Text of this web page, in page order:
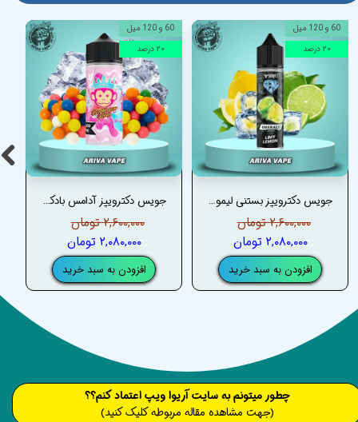
جویس دکترویپز آدامس بادکنکی یخ– DRVAPES BUBBLEGUM KINGS ORIGINAL ICE JUICE
۲,۶۰۰,۰۰۰ تومان
۲,۰۸۰,۰۰۰ تومان
افزودن به سبد خرید
60 و 120 میل
۲۰ درصد
جویس دکترویپز بستنی لیمویی (گرین آیس) – DRVAPES GREEN ICE (LIMY LEMON) JUICE
۲,۶۰۰,۰۰۰ تومان
۲,۰۸۰,۰۰۰ تومان
افزودن به سبد خرید
60 و 120 میل
۲۰ درصد
​​​چطور میتونم به سایت آریوا ویپ اعتماد کنم؟؟
(جهت مشاهده مقاله مربوطه کلیک کنید)